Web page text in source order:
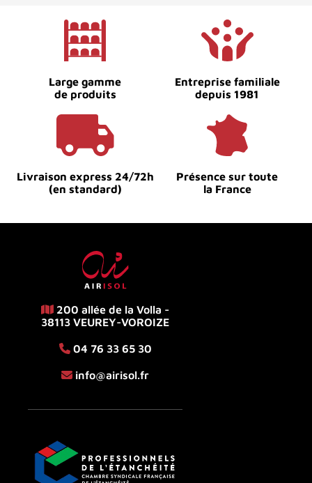
Large gamme
de produits
Entreprise familiale
depuis 1981
Livraison express 24/72h
(en standard)
Présence sur toute
la France
200 allée de la Volla -
38113 VEUREY-VOROIZE
04 76 33 65 30
info@airisol.fr